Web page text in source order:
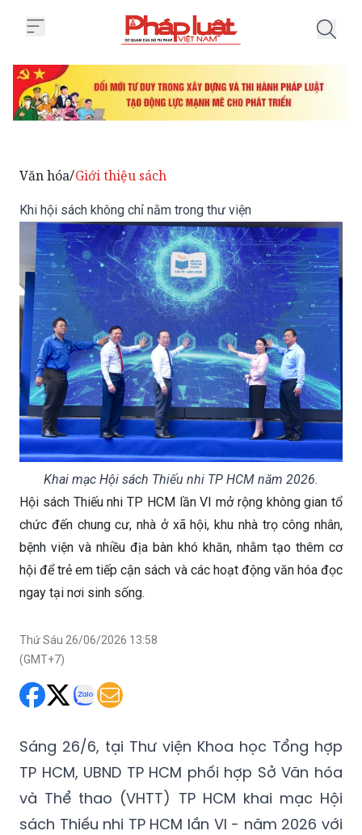
Văn hóa/Giới thiệu sách
Khi hội sách không chỉ nằm trong thư viện
Khai mạc Hội sách Thiếu nhi TP HCM năm 2026.
Hội sách Thiếu nhi TP HCM lần VI mở rộng không gian tổ
chức đến chung cư, nhà ở xã hội, khu nhà trọ công nhân,
bệnh viện và nhiều địa bàn khó khăn, nhằm tạo thêm cơ
hội để trẻ em tiếp cận sách và các hoạt động văn hóa đọc
ngay tại nơi sinh sống.
Thứ Sáu 26/06/2026 13:58
(GMT+7)
Sáng 26/6, tại Thư viện Khoa học Tổng hợp
TP HCM, UBND TP HCM phối hợp Sở Văn hóa
và Thể thao (VHTT) TP HCM khai mạc Hội
sách Thiếu nhi TP HCM lần VI - năm 2026 với